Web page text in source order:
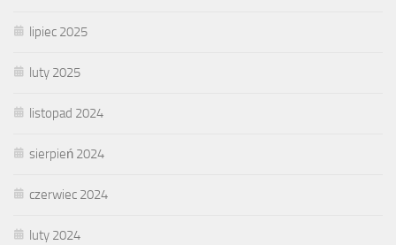
lipiec 2025
luty 2025
listopad 2024
sierpień 2024
czerwiec 2024
luty 2024